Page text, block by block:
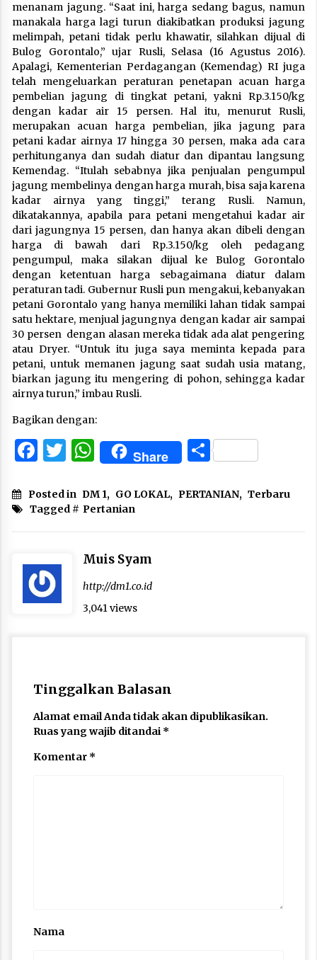
menanam jagung.“Saat ini, harga sedang bagus, namun
manakala harga lagi turun diakibatkan produksi jagung
melimpah, petani tidak perlu khawatir, silahkan dijual di
Bulog Gorontalo,” ujar Rusli, Selasa (16 Agustus 2016).
Apalagi, Kementerian Perdagangan (Kemendag) RI juga
telah mengeluarkan peraturan penetapan acuan harga
pembelian jagung di tingkat petani, yakni Rp.3.150/kg
dengan kadar air 15 persen. Hal itu, menurut Rusli,
merupakan acuan harga pembelian, jika jagung para
petani kadar airnya 17 hingga 30 persen, maka ada cara
perhitunganya dan sudah diatur dan dipantau langsung
Kemendag. “Itulah sebabnya jika penjualan pengumpul
jagung membelinya dengan harga murah, bisa saja karena
kadar airnya yang tinggi,” terang Rusli. Namun,
dikatakannya, apabila para petani mengetahui kadar air
dari jagungnya 15 persen, dan hanya akan dibeli dengan
harga di bawah dari Rp.3.150/kg oleh pedagang
pengumpul, maka silakan dijual ke Bulog Gorontalo
dengan ketentuan harga sebagaimana diatur dalam
peraturan tadi. Gubernur Rusli pun mengakui, kebanyakan
petani Gorontalo yang hanya memiliki lahan tidak sampai
satu hektare, menjual jagungnya dengan kadar air sampai
30 persen dengan alasan mereka tidak ada alat pengering
atau Dryer. “Untuk itu juga saya meminta kepada para
petani, untuk memanen jagung saat sudah usia matang,
biarkan jagung itu mengering di pohon, sehingga kadar
airnya turun,” imbau Rusli.
Bagikan dengan:
Facebook
Twitter
WhatsApp
Share Share
Posted in DM 1, GO LOKAL, PERTANIAN, Terbaru
Tagged # Pertanian
Muis Syam
http://dm1.co.id
3,041 views
Tinggalkan Balasan
Alamat email Anda tidak akan dipublikasikan.
Ruas yang wajib ditandai *
Komentar *
Nama